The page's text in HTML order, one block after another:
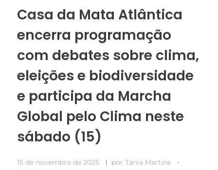
Casa da Mata Atlântica
encerra programação
com debates sobre clima,
eleições e biodiversidade
e participa da Marcha
Global pelo Clima neste
sábado (15)
15 de novembro de 2025 por Tania Martins
Estatísticas
possamos
funcionalidade
e a estrutura
do site, com
base em
como o site é
usado.
Para que o